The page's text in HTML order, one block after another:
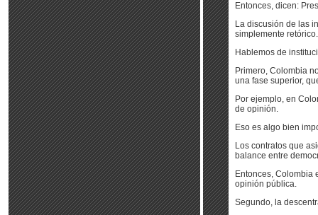
Entonces, dicen:
La discusión de las
simplemente
Hablemos de
Primero, Colombia
una fase superior,
Por ejemplo, en
de opinión.
Eso es algo bien
Los contratos que
balance entre
Entonces, Colombia
opinión pública.
Segundo, la